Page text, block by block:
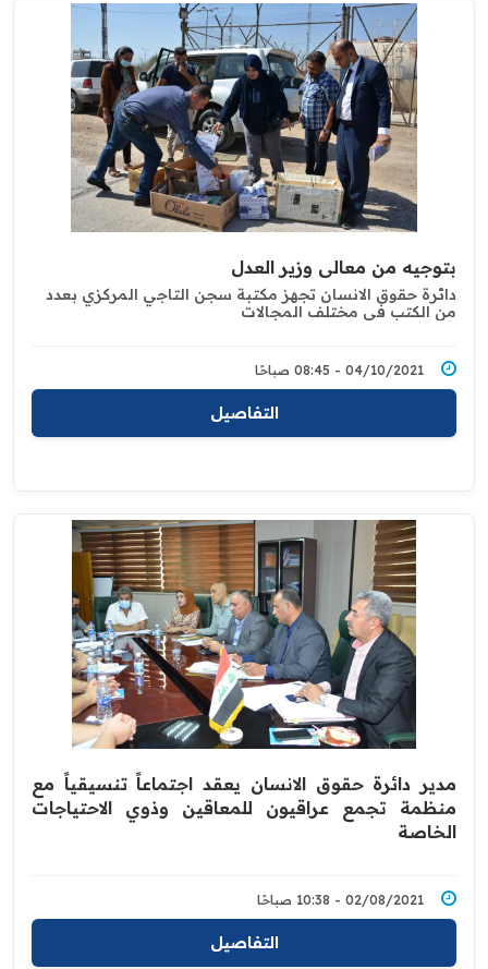
بتوجيه من معالي وزير العدل ‏
دائرة حقوق الانسان تجهز مكتبة سجن التاجي ‏المركزي بعدد
من الكتب في مختلف ‏المجالات
04/10/2021 - 08:45 صباحًا
التفاصيل
مدير دائرة حقوق الانسان يعقد اجتماعاً تنسيقياً مع
‏منظمة تجمع عراقيون للمعاقين وذوي الاحتياجات
‏الخاصة
02/08/2021 - 10:38 صباحًا
التفاصيل